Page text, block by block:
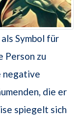
Symbol für
Person zu
negative
die er
spiegelt sich